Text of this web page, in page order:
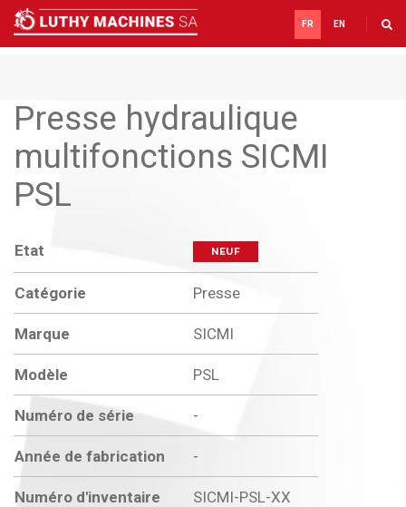
FR EN
Presse hydraulique
multifonctions SICMI
PSL
Etat NEUF
Catégorie Presse
Marque SICMI
Modèle PSL
Numéro de série -
Année de fabrication -
Numéro d'inventaire SICMI-PSL-XX